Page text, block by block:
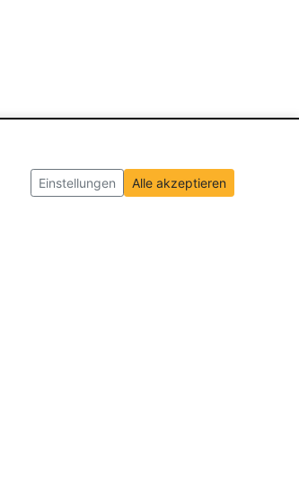
Einstellungen Alle akzeptieren